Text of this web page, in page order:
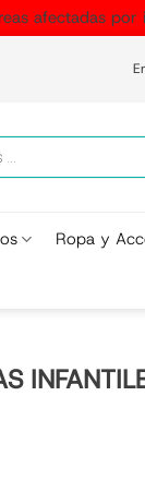
afectadas por
Ropa y